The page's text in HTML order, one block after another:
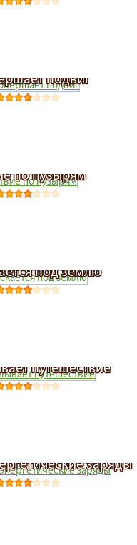
подвиг
по пузырям
под землю
путешествие
заряды